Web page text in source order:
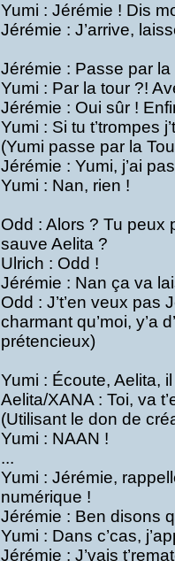
Yumi : Jérémie ! Dis
Jérémie : J’arrive,
Jérémie : Passe par la
Yumi : Par la tour ?!
Jérémie : Oui sûr !
Yumi : Si tu t’trompes
(Yumi passe par la
Jérémie : Yumi, j’ai
Yumi : Nan, rien !
Odd : Alors ? Tu peux
sauve Aelita ?
Ulrich : Odd !
Jérémie : Nan ça va
Odd : J’t’en veux pas
charmant qu’moi, y’a
prétencieux)
Yumi : Écoute, Aelita,
Aelita/XANA : Toi, va
(Utilisant le don de
Yumi : NAAN !
...
Yumi : Jérémie,
numérique !
Jérémie : Ben disons
Yumi : Dans c’cas,
Jérémie : J’vais